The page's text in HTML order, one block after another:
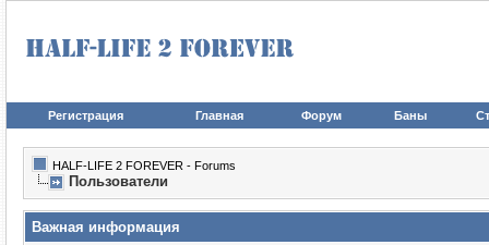
Регистрация Главная Форум Баны
HALF-LIFE 2 FOREVER - Forums
Пользователи
Важная информация